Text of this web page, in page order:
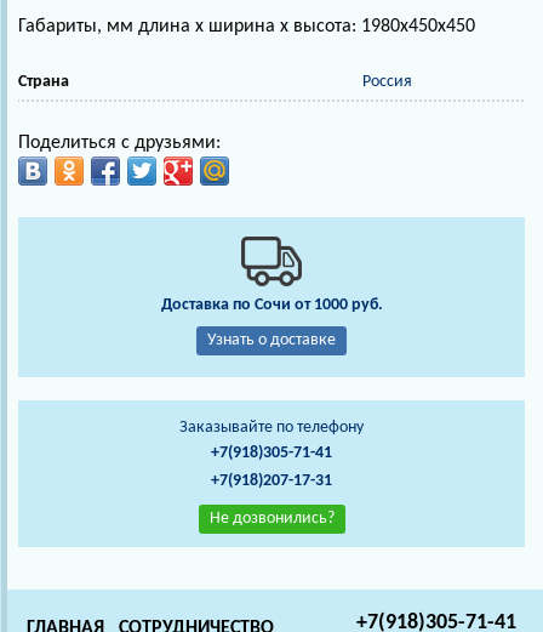
Габариты, мм длина х ширина х высота: 1980х450х450
Страна Россия
Поделиться с друзьями:
Доставка по Сочи от 1000 руб.
Узнать о доставке
Заказывайте по телефону
+7(918)305-71-41
+7(918)207-17-31
Не дозвонились?
+7(918)305-71-41